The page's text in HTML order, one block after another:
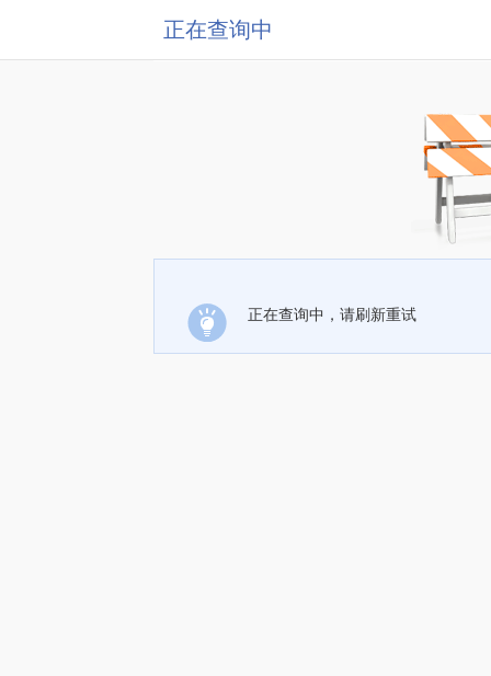
正在查询中
正在查询中，请刷新重试